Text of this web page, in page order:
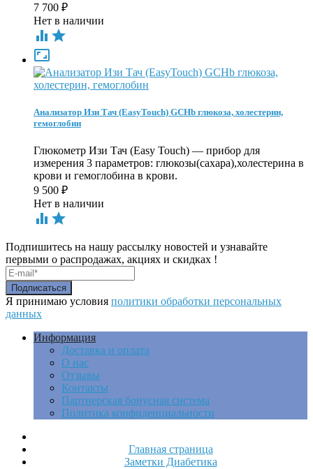
7 700 ₽
Нет в наличии
 

Анализатор Изи Тач (EasyTouch) GCHb глюкоза, холестерин,
гемоглобин
Глюкометр Изи Тач (Easy Touch) — прибор для
измерения 3 параметров: глюкозы(сахара),холестерина в
крови и гемоглобина в крови.
9 500 ₽
Нет в наличии
 
Подпишитесь на нашу рассылку новостей и узнавайте
первыми о распродажах, акциях и скидках !
Я принимаю условия политики обработки персональных
данных
Информация
Доставка и оплата
О нас
Отзывы
Контакты
Партнерская бонусная система
Политика конфиденциальности
Главная страница
Заметки Диабетика